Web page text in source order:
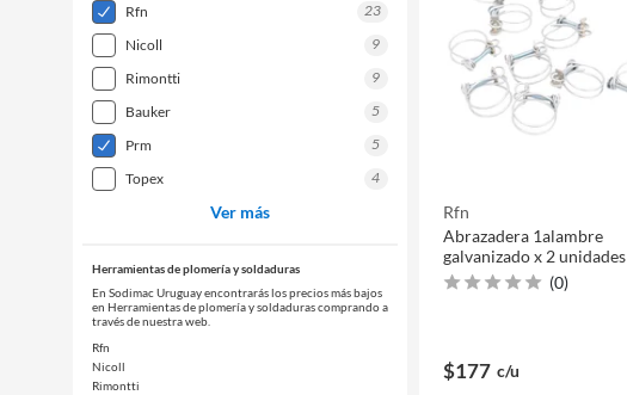
rfn
23
nicoll
9
rimontti
9
bauker
5
prm
5
topex
4
Ver más
Herramientas de plomería y soldaduras
En Sodimac Uruguay encontrarás los precios más bajos
en Herramientas de plomería y soldaduras comprando a
través de nuestra web.
Rfn
Nicoll
Rimontti
Rfn
Abrazadera 1alambre
galvanizado x 2 unidades
(0)
$177 c/u